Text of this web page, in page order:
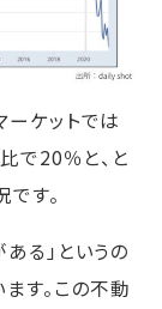
ケットでは
で20％と、と
す。
る」というの
す。この不動